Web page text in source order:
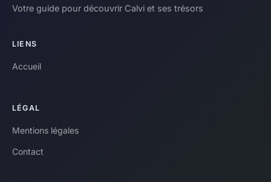
Votre guide pour découvrir Calvi et ses trésors
LIENS
Accueil
LÉGAL
Mentions légales
Contact